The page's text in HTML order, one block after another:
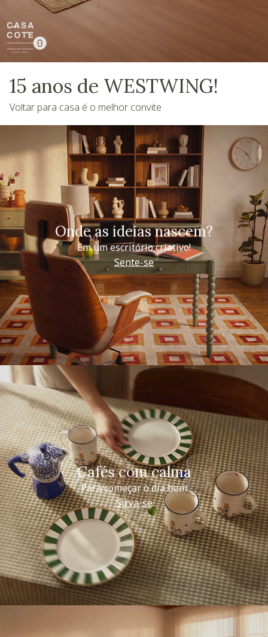
15 anos de WESTWING!
Voltar para casa é o melhor convite
Onde as ideias nascem?
Em um escritório criativo!
Sente-se
Cafés com calma
Para começar o dia bem
Sirva-se